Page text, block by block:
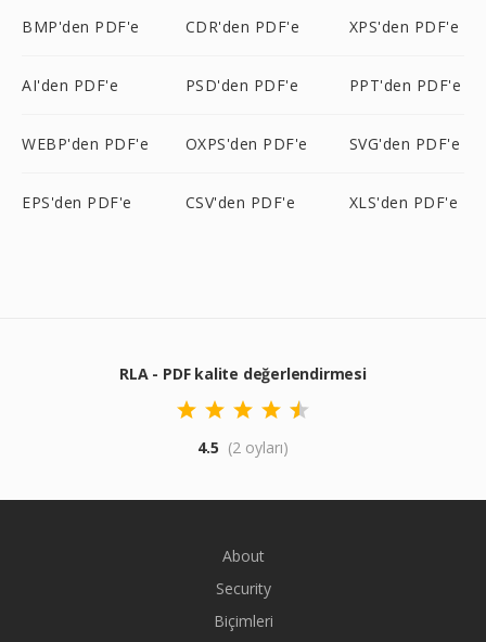
BMP'den PDF'e CDR'den PDF'e XPS'den PDF'e
AI'den PDF'e PSD'den PDF'e PPT'den PDF'e
WEBP'den PDF'e OXPS'den PDF'e SVG'den PDF'e
EPS'den PDF'e CSV'den PDF'e XLS'den PDF'e
RLA - PDF kalite değerlendirmesi
4.5 (2 oyları)
About
Security
Biçimleri